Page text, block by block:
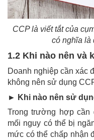
CCP là viết tắt của
có nghĩa là
1.2 Khi nào nên và
Doanh nghiệp cần xác
không nên sử dụng
► Khi nào nên sử
Trong trường hợp cần
mối nguy có thể bị
mức có thể chấp nhận